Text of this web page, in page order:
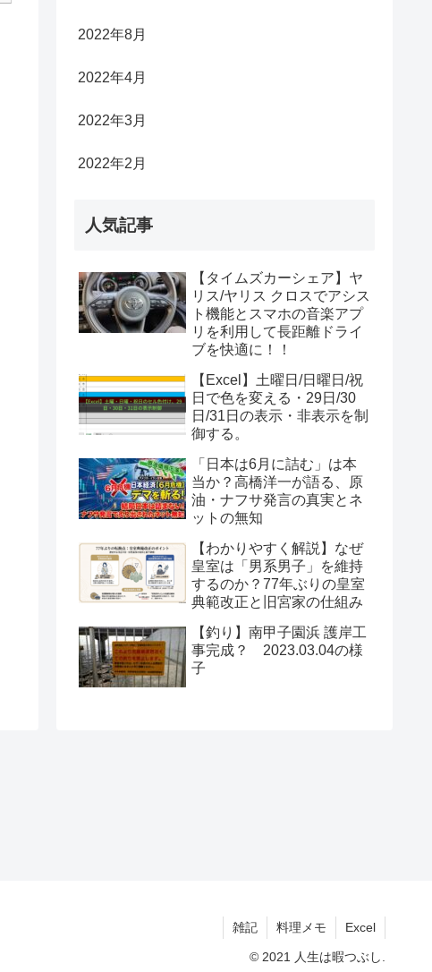
2022年8月
2022年4月
2022年3月
2022年2月
人気記事
【タイムズカーシェア】ヤ
リス/ヤリス クロスでアシス
ト機能とスマホの音楽アプ
リを利用して長距離ドライ
ブを快適に！！
【Excel】土曜日/日曜日/祝
日で色を変える・29日/30
日/31日の表示・非表示を制
御する。
「日本は6月に詰む」は本
当か？高橋洋一が語る、原
油・ナフサ発言の真実とネ
ットの無知
【わかりやすく解説】なぜ
皇室は「男系男子」を維持
するのか？77年ぶりの皇室
典範改正と旧宮家の仕組み
【釣り】南甲子園浜 護岸工
事完成？ 2023.03.04の様
子
雑記 料理メモ Excel
© 2021 人生は暇つぶし.